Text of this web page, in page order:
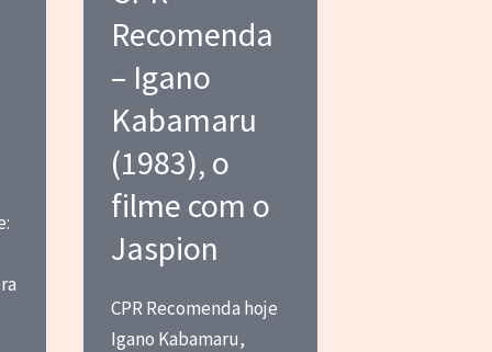
russo
Recomenda
– Igano
Kabamaru
(1983), o
filme com o
Jaspion
CPR Recomenda hoje
Igano Kabamaru,